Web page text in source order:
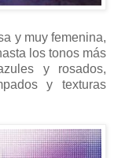
y muy femenina,
los tonos más
y rosados,
y texturas